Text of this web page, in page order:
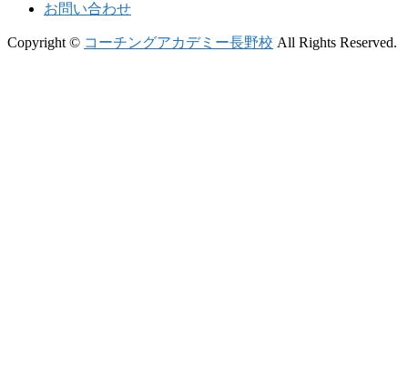
お問い合わせ
Copyright © コーチングアカデミー長野校 All Rights Reserved.